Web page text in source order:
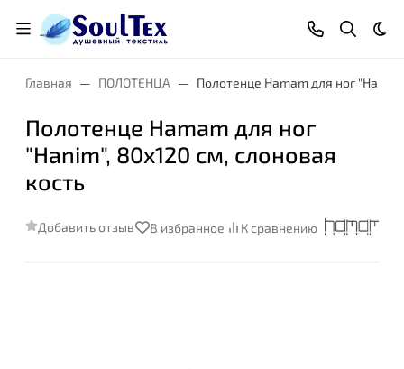
Главная ПОЛОТЕНЦА Полотенце Hamam для ног
Полотенце Hamam для ног
"Hanim", 80x120 см, слоновая
кость
Добавить отзыв В избранное К сравнению